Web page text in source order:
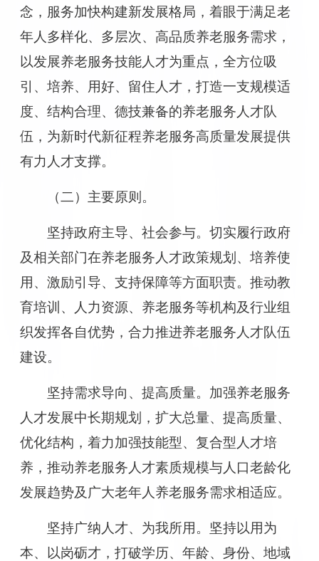
念，服务加快构建新发展格局，着眼于满足老
年人多样化、多层次、高品质养老服务需求，
以发展养老服务技能人才为重点，全方位吸
引、培养、用好、留住人才，打造一支规模适
度、结构合理、德技兼备的养老服务人才队
伍，为新时代新征程养老服务高质量发展提供
有力人才支撑。
（二）主要原则。
坚持政府主导、社会参与。切实履行政府
及相关部门在养老服务人才政策规划、培养使
用、激励引导、支持保障等方面职责。推动教
育培训、人力资源、养老服务等机构及行业组
织发挥各自优势，合力推进养老服务人才队伍
建设。
坚持需求导向、提高质量。加强养老服务
人才发展中长期规划，扩大总量、提高质量、
优化结构，着力加强技能型、复合型人才培
养，推动养老服务人才素质规模与人口老龄化
发展趋势及广大老年人养老服务需求相适应。
坚持广纳人才、为我所用。坚持以用为
本、以岗砺才，打破学历、年龄、身份、地域